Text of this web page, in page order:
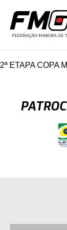
2ª ETAPA COPA